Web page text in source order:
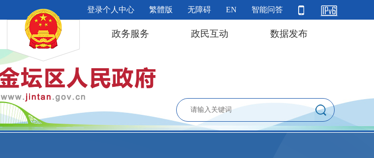
登录个人中心 繁體版 无障碍 EN 智能问答
政务服务 政民互动 数据发布